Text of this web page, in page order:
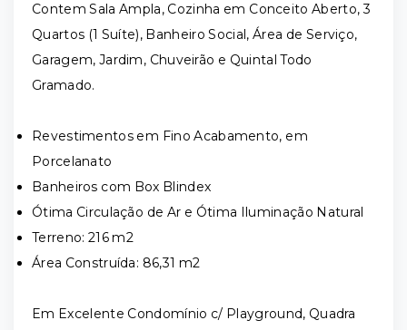
Contem Sala Ampla, Cozinha em Conceito Aberto, 3
Quartos (1 Suíte), Banheiro Social, Área de Serviço,
Garagem, Jardim, Chuveirão e Quintal Todo
Gramado.
Revestimentos em Fino Acabamento, em
Porcelanato
Banheiros com Box Blindex
Ótima Circulação de Ar e Ótima Iluminação Natural
Terreno: 216 m2
Área Construída: 86,31 m2
Em Excelente Condomínio c/ Playground, Quadra